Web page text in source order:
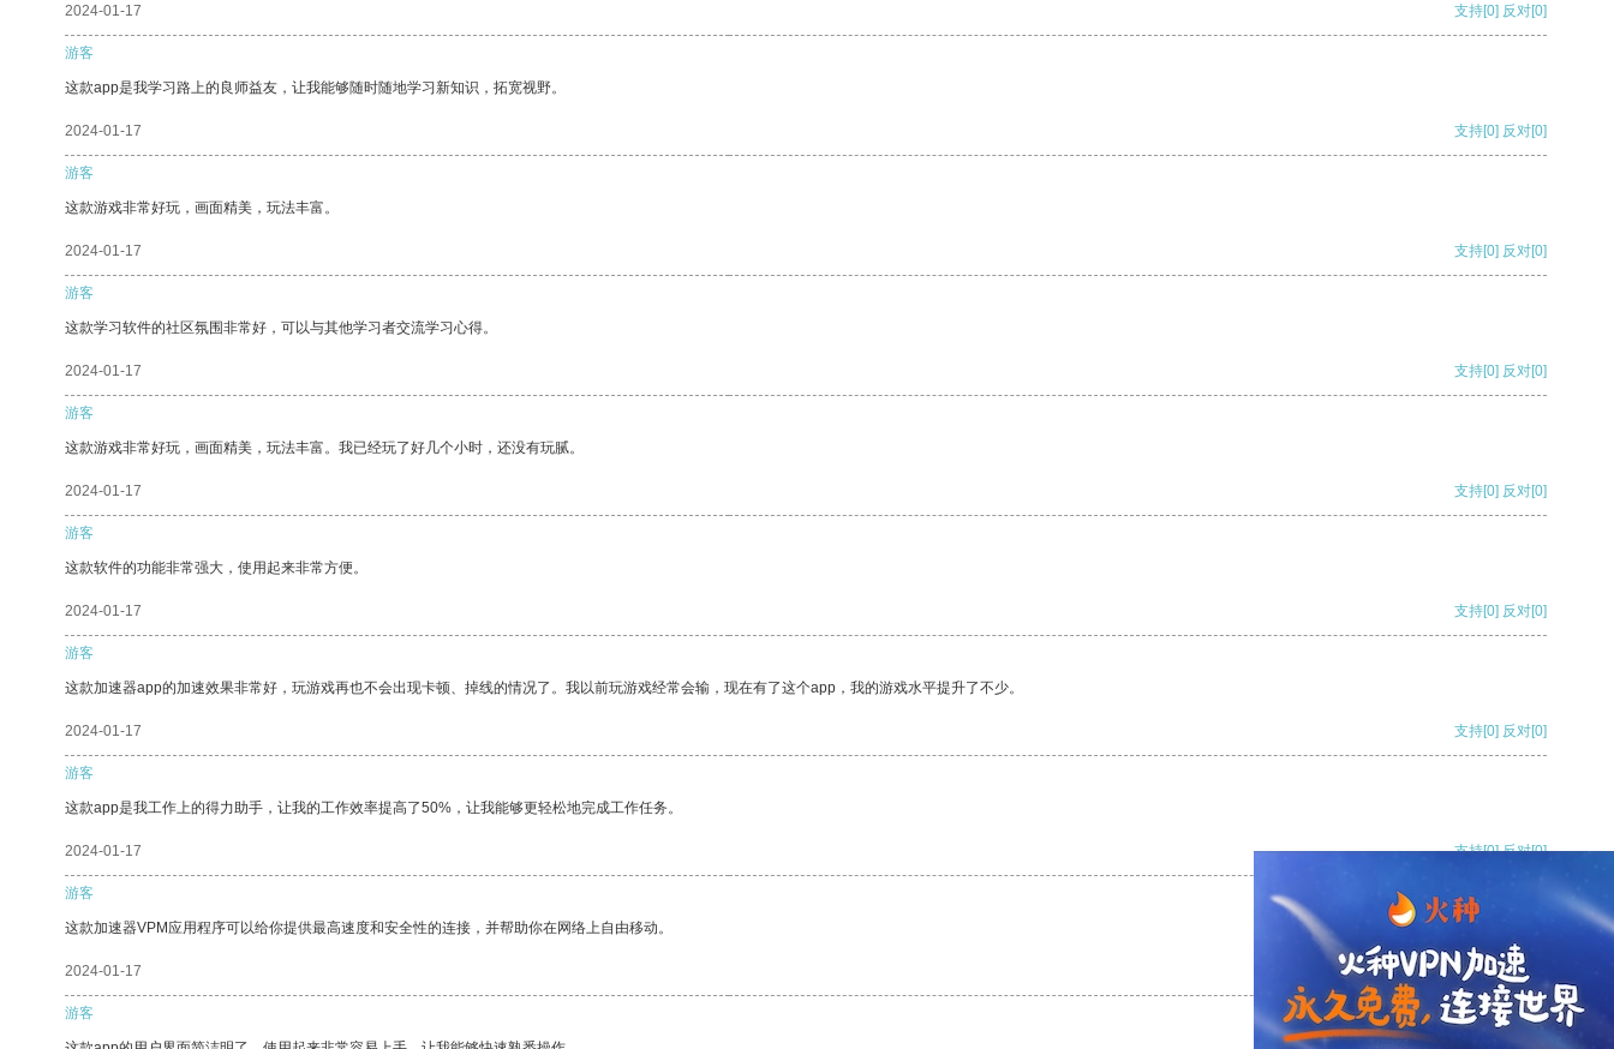
2024-01-17 支持[0] 反对[0]
游客
这款app是我学习路上的良师益友，让我能够随时随地学习新知识，拓宽视野。
2024-01-17 支持[0] 反对[0]
游客
这款游戏非常好玩，画面精美，玩法丰富。
2024-01-17 支持[0] 反对[0]
游客
这款学习软件的社区氛围非常好，可以与其他学习者交流学习心得。
2024-01-17 支持[0] 反对[0]
游客
这款游戏非常好玩，画面精美，玩法丰富。我已经玩了好几个小时，还没有玩腻。
2024-01-17 支持[0] 反对[0]
游客
这款软件的功能非常强大，使用起来非常方便。
2024-01-17 支持[0] 反对[0]
游客
这款加速器app的加速效果非常好，玩游戏再也不会出现卡顿、掉线的情况了。我以前玩游戏经常会输，现在有了这个app，我的游戏水平提升了不少。
2024-01-17 支持[0] 反对[0]
游客
这款app是我工作上的得力助手，让我的工作效率提高了50%，让我能够更轻松地完成工作任务。
2024-01-17 支持[0] 反对[0]
游客
这款加速器VPM应用程序可以给你提供最高速度和安全性的连接，并帮助你在网络上自由移动。
2024-01-17 支持[0] 反对
游客